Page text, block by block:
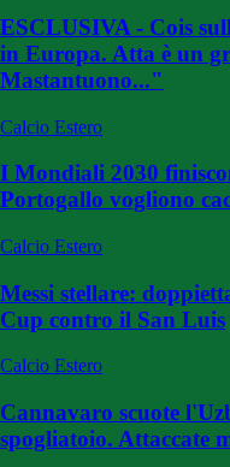
ESCLUSIVA - Cois
in Europa. Atta è un
Mastantuono..."
Calcio Estero
I Mondiali 2030
Portogallo vogliono
Calcio Estero
Messi stellare:
Cup contro il San Luis
Calcio Estero
Cannavaro scuote
spogliatoio. Attaccate